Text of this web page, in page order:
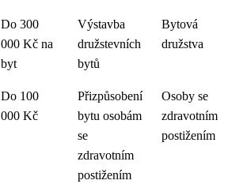
Do 300
000 Kč na
byt
Výstavba
družstevních
bytů
Bytová
družstva
Do 100
000 Kč
Přizpůsobení
bytu osobám
se
zdravotním
postižením
Osoby se
zdravotním
postižením